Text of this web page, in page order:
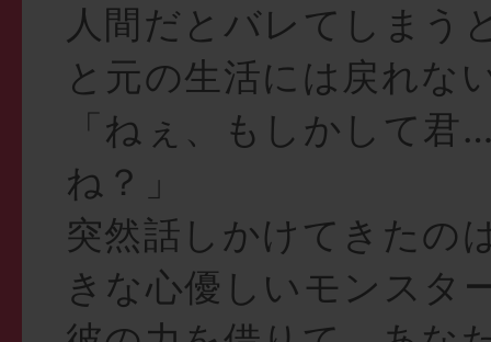
人間だとバレてしまう
と元の生活には戻れな
「ねぇ、もしかして君
ね？」
突然話しかけてきたの
きな心優しいモンスタ